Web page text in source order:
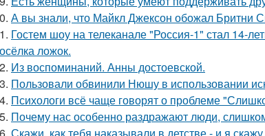
А вы знали, что Майкл Джексон обожал Бритни
Гостем шоу на телеканале "Россия-1" стал 14-
ложок.
Из воспоминаний. Анны достоевской.
Пользовали обвинили Нюшу в использовании
Психологи всё чаще говорят о проблеме
Почему нас особенно раздражают люди,